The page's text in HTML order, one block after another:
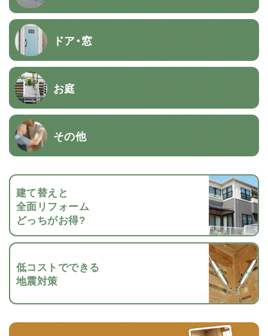
ドア・窓
お庭
その他
建て替えと
全面リフォーム
どっちがお得?
低コストでできる
地震対策